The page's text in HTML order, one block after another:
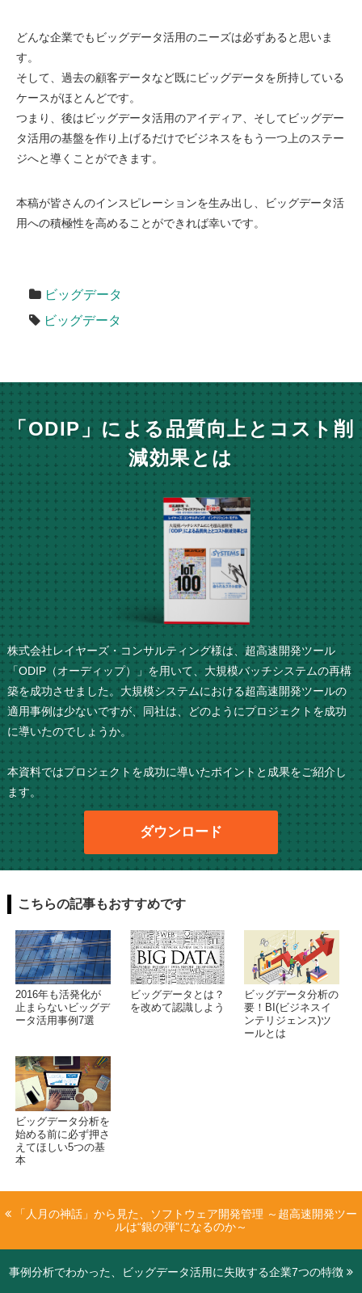
どんな企業でもビッグデータ活用のニーズは必ずあると思いま
す。
そして、過去の顧客データなど既にビッグデータを所持している
ケースがほとんどです。
つまり、後はビッグデータ活用のアイディア、そしてビッグデー
タ活用の基盤を作り上げるだけでビジネスをもう一つ上のステー
ジへと導くことができます。
本稿が皆さんのインスピレーションを生み出し、ビッグデータ活
用への積極性を高めることができれば幸いです。
ビッグデータ
ビッグデータ
「ODIP」による品質向上とコスト削
減効果とは
株式会社レイヤーズ・コンサルティング様は、超高速開発ツール
「ODIP（オーディップ）」を用いて、大規模バッチシステムの再構
築を成功させました。大規模システムにおける超高速開発ツールの
適用事例は少ないですが、同社は、どのようにプロジェクトを成功
に導いたのでしょうか。
本資料ではプロジェクトを成功に導いたポイントと成果をご紹介し
ます。
ダウンロード
こちらの記事もおすすめです
2016年も活発化が
止まらないビッグデ
ータ活用事例7選
ビッグデータとは？
を改めて認識しよう
ビッグデータ分析の
要！BI(ビジネスイ
ンテリジェンス)ツ
ールとは
ビッグデータ分析を
始める前に必ず押さ
えてほしい5つの基
本
「人月の神話」から見た、ソフトウェア開発管理 ～超高速開発ツー
ルは“銀の弾”になるのか～
事例分析でわかった、ビッグデータ活用に失敗する企業7つの特徴